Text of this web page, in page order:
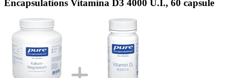
Encapsulations Vitamina D3 4000 U.I., 60 capsule